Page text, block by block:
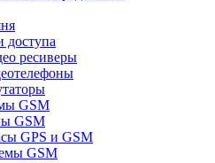
доступа
ресиверы
GSM
GSM
GPS и GSM
GSM